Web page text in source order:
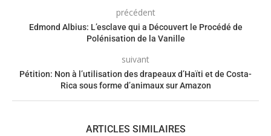
précédent
Edmond Albius: L’esclave qui a Découvert le Procédé de
Polénisation de la Vanille
suivant
Pétition: Non à l’utilisation des drapeaux d’Haïti et de Costa-
Rica sous forme d’animaux sur Amazon
ARTICLES SIMILAIRES